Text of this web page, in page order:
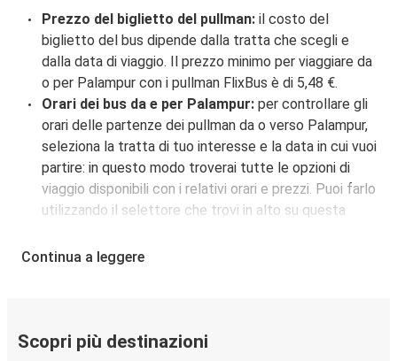
Prezzo del biglietto del pullman: il costo del
biglietto del bus dipende dalla tratta che scegli e
dalla data di viaggio. Il prezzo minimo per viaggiare da
o per Palampur con i pullman FlixBus è di 5,48 €.
Orari dei bus da e per Palampur: per controllare gli
orari delle partenze dei pullman da o verso Palampur,
seleziona la tratta di tuo interesse e la data in cui vuoi
partire: in questo modo troverai tutte le opzioni di
viaggio disponibili con i relativi orari e prezzi. Puoi farlo
utilizzando il selettore che trovi in alto su questa
interattiva.
pagina.
Continua a leggere
Scopri più destinazioni